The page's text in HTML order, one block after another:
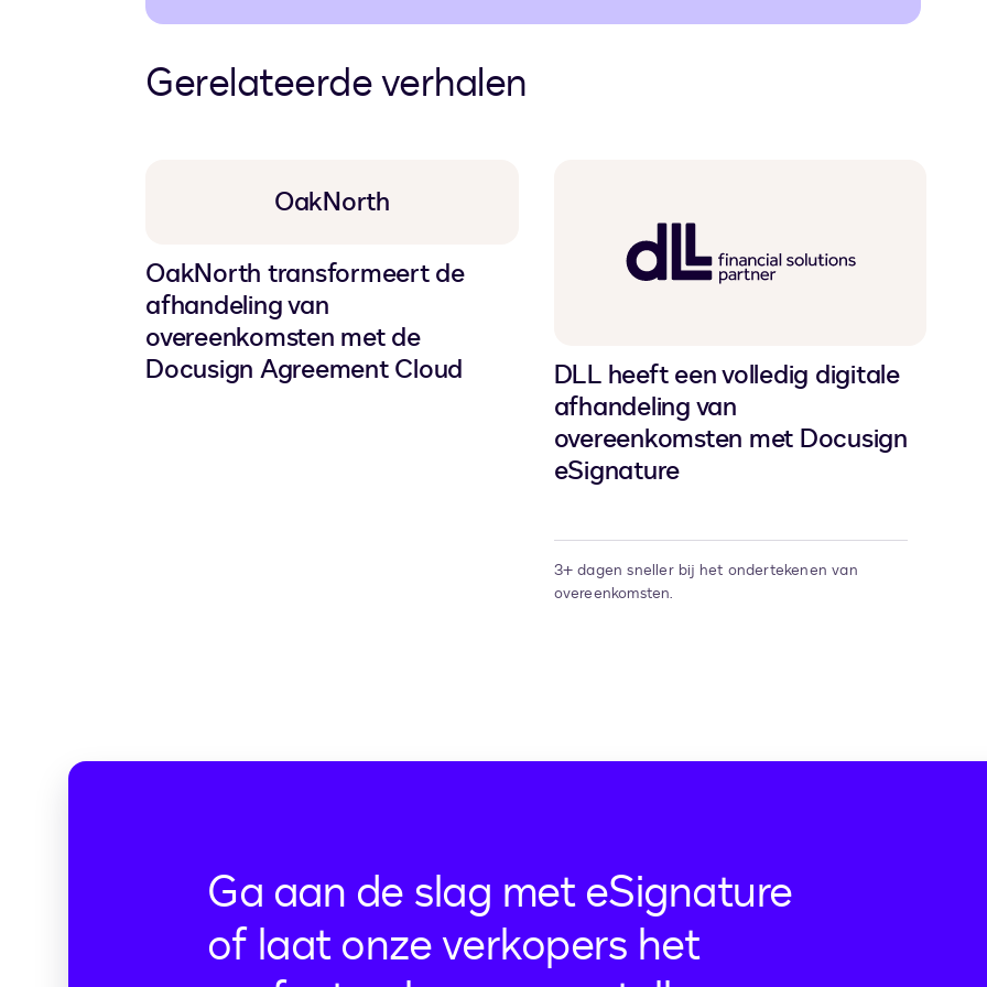
Gerelateerde verhalen
OakNorth
OakNorth transformeert de
afhandeling van
overeenkomsten met de
Docusign Agreement Cloud
DLL heeft een volledig digitale
afhandeling van
overeenkomsten met Docusign
eSignature
3+ dagen sneller bij het ondertekenen van
overeenkomsten.
Ga aan de slag met eSignature
of laat onze verkopers het